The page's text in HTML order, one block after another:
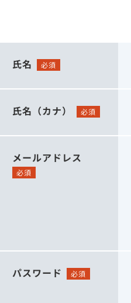
氏名 必須
氏名（カナ） 必須
メールアドレス
必須
パスワード 必須